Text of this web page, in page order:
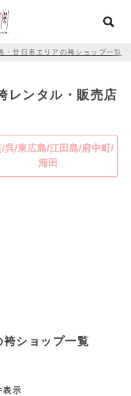
・廿日市エリアの袴ショップ一覧
レンタル・販売店
/呉/東広島/江田島/府中町/
海田
ショップ一覧
示